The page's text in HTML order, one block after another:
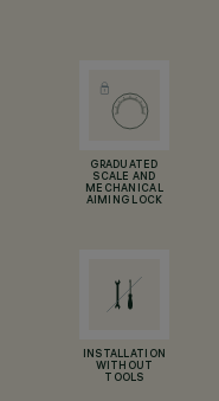
GRADUATED
SCALE AND
MECHANICAL
AIMING LOCK
INSTALLATION
WITHOUT
TOOLS